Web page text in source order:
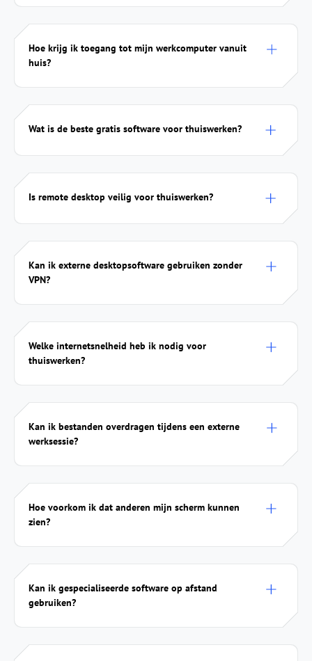
Hoe krijg ik toegang tot mijn werkcomputer vanuit
huis?
Wat is de beste gratis software voor thuiswerken?
Is remote desktop veilig voor thuiswerken?
Kan ik externe desktopsoftware gebruiken zonder
VPN?
Welke internetsnelheid heb ik nodig voor
thuiswerken?
Kan ik bestanden overdragen tijdens een externe
werksessie?
Hoe voorkom ik dat anderen mijn scherm kunnen
zien?
Kan ik gespecialiseerde software op afstand
gebruiken?